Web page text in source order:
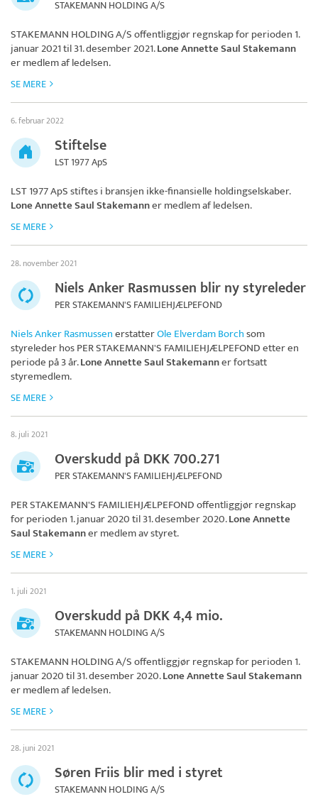
STAKEMANN HOLDING A/S
STAKEMANN HOLDING A/Soffentliggjør regnskap for perioden 1.
januar 2021 til 31. desember 2021.Lone Annette Saul Stakemann
er medlem af ledelsen.
SE MERE
6. februar 2022
Stiftelse
LST 1977 ApS
LST 1977 ApSstiftes i bransjen ikke-finansielle holdingselskaber.
Lone Annette Saul Stakemanner medlem af ledelsen.
SE MERE
28. november 2021
Niels Anker Rasmussen blir ny styreleder
PER STAKEMANN'S FAMILIEHJÆLPEFOND
Niels Anker RasmussenerstatterOle Elverdam Borchsom
styreleder hosPER STAKEMANN'S FAMILIEHJÆLPEFONDetter en
periode på 3 år.Lone Annette Saul Stakemanner fortsatt
styremedlem.
SE MERE
8. juli 2021
Overskudd på DKK 700.271
PER STAKEMANN'S FAMILIEHJÆLPEFOND
PER STAKEMANN'S FAMILIEHJÆLPEFONDoffentliggjør regnskap
for perioden 1. januar 2020 til 31. desember 2020.Lone Annette
Saul Stakemanner medlem av styret.
SE MERE
1. juli 2021
Overskudd på DKK 4,4 mio.
STAKEMANN HOLDING A/S
STAKEMANN HOLDING A/Soffentliggjør regnskap for perioden 1.
januar 2020 til 31. desember 2020.Lone Annette Saul Stakemann
er medlem af ledelsen.
SE MERE
28. juni 2021
Søren Friis blir med i styret
STAKEMANN HOLDING A/S